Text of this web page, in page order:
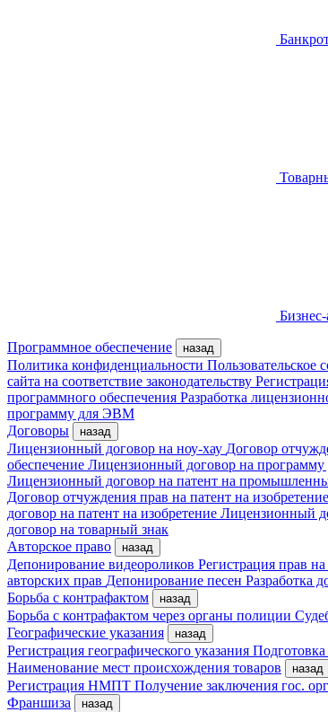
Программное обеспечение назад
Политика конфиденциальности Пользовательское
сайта на соответствие законодательству
программного обеспечения Разработка
программу для ЭВМ
Договоры
назад
Лицензионный договор на ноу-хау Договор
обеспечение Лицензионный договор на
Лицензионный договор на патент на
Договор отчуждения прав на патент на изобретение
договор на патент на изобретение Лицензионный
договор на товарный знак
Авторское право
назад
Депонирование видеороликов Регистрация прав
авторских прав Депонирование песен Разработка
Борьба с контрафактом
назад
Борьба с контрафактом через органы полиции
Географические указания
назад
Регистрация географического указания
Наименование мест происхождения товаров
назад
Регистрация НМПТ Получение заключения гос.
Франшиза
назад